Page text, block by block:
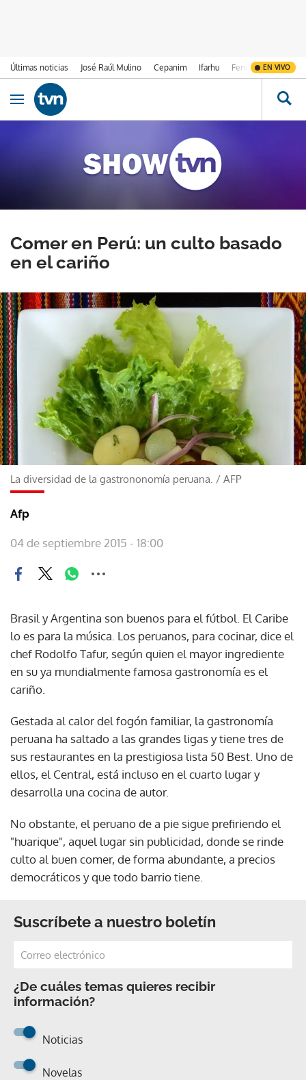
Últimas noticias José Raúl Mulino Cepanim Ifarhu Fenómeno de El
EN VIVO
Ir al contenido
Obrir navegació
Comer en Perú: un culto basado
en el cariño
La diversidad de la gastrononomía peruana. / AFP
Afp
04 de septiembre 2015 - 18:00
Brasil y Argentina son buenos para el fútbol. El Caribe
lo es para la música. Los peruanos, para cocinar, dice el
chef Rodolfo Tafur, según quien el mayor ingrediente
en su ya mundialmente famosa gastronomía es el
cariño.
Gestada al calor del fogón familiar, la gastronomía
peruana ha saltado a las grandes ligas y tiene tres de
sus restaurantes en la prestigiosa lista 50 Best. Uno de
ellos, el Central, está incluso en el cuarto lugar y
desarrolla una cocina de autor.
No obstante, el peruano de a pie sigue prefiriendo el
"huarique", aquel lugar sin publicidad, donde se rinde
culto al buen comer, de forma abundante, a precios
democráticos y que todo barrio tiene.
Suscríbete a nuestro boletín
¿De cuáles temas quieres recibir
información?
Noticias
Novelas